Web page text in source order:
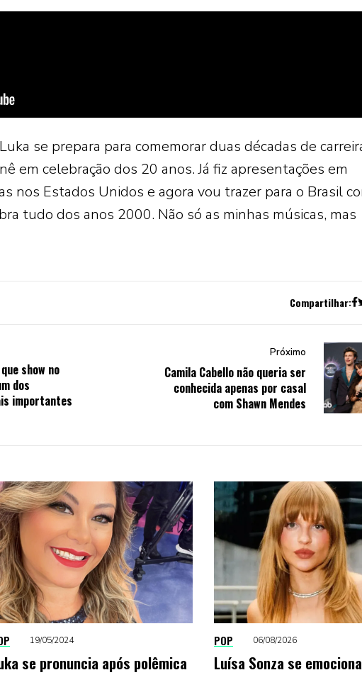
se prepara para comemorar duas décadas de
em celebração dos 20 anos. Já fiz apresentações em
nos Estados Unidos e agora vou trazer para o Brasil
tudo dos anos 2000. Não só as minhas músicas, mas
Compartilhar:
show no
dos
importantes
Próximo
Camila Cabello não queria ser
conhecida apenas por casal
com Shawn Mendes
19/05/2024
se pronuncia após polêmica
POP 06/08/2026
Luísa Sonza se